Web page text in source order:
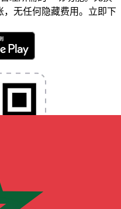
无任何隐藏费用。立即下